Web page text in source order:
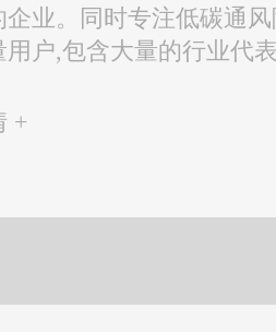
企业。同时专注低碳通
用户,包含大量的行业代
+